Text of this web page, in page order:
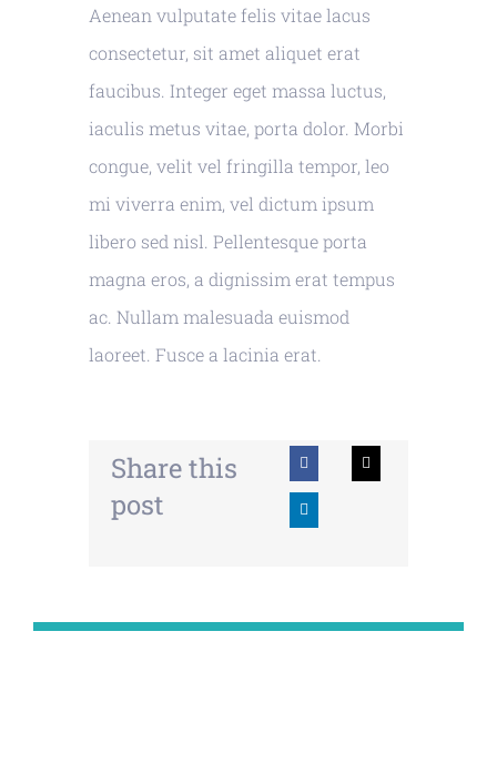
Aenean vulputate felis vitae lacus
consectetur, sit amet aliquet erat
faucibus. Integer eget massa luctus,
iaculis metus vitae, porta dolor. Morbi
congue, velit vel fringilla tempor, leo
mi viverra enim, vel dictum ipsum
libero sed nisl. Pellentesque porta
magna eros, a dignissim erat tempus
ac. Nullam malesuada euismod
laoreet. Fusce a lacinia erat.
Share this
post